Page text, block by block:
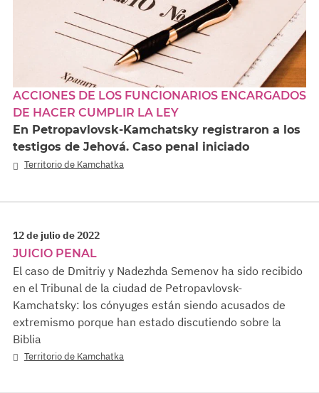
ACCIONES DE LOS FUNCIONARIOS ENCARGADOS
DE HACER CUMPLIR LA LEY
En Petropavlovsk-Kamchatsky registraron a los
testigos de Jehová. Caso penal iniciado
Territorio de Kamchatka
12 de julio de 2022
JUICIO PENAL
El caso de Dmitriy y Nadezhda Semenov ha sido recibido
en el Tribunal de la ciudad de Petropavlovsk-
Kamchatsky: los cónyuges están siendo acusados de
extremismo porque han estado discutiendo sobre la
Biblia
Territorio de Kamchatka